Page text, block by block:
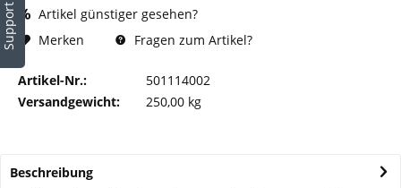
Support
Artikel günstiger gesehen?
Merken
Fragen zum Artikel?
Artikel-Nr.:
501114002
Versandgewicht:
250,00 kg
Beschreibung